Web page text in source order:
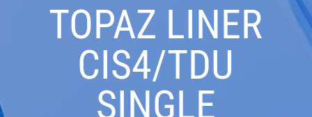
TOPAZ LINER
CIS4/TDU
SINGLE